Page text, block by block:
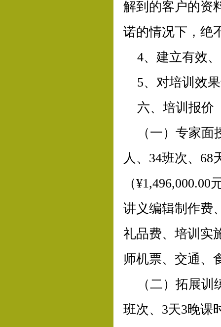
解到的客户的资
诺的情况下，绝
4、建立有效
5、对培训效
六、培训报价
（一）专家
人、34班次、
（
讲义编辑制作费
礼品费、培训实
师机票、交通、
（二）拓展
班次、3天3晚课